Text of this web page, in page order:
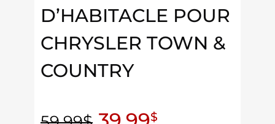
D’HABITACLE POUR
CHRYSLER TOWN &
COUNTRY
$